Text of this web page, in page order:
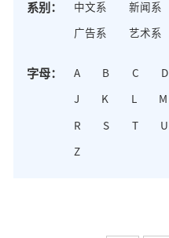
系别： 中文系 新闻系
广告系 艺术系
字母： A B C D
J K M
R S T U
Z